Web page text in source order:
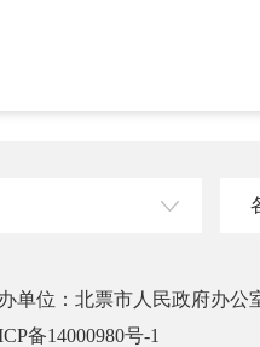
单位：北票市人民政府办公
备14000980号-1